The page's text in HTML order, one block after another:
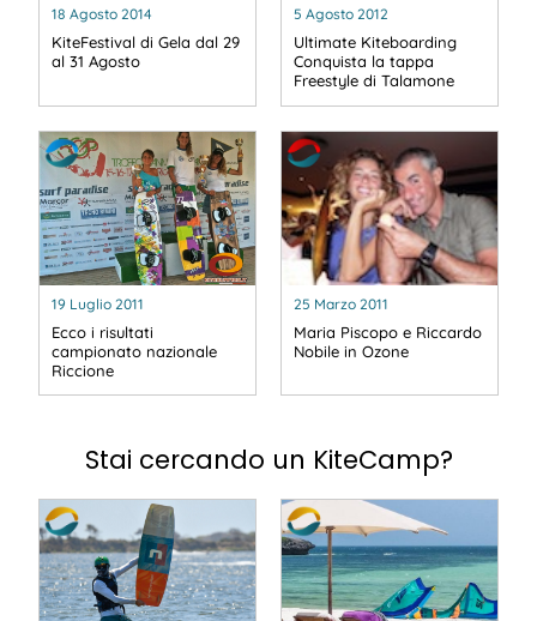
18 Agosto 2014
KiteFestival di Gela dal 29
al 31 Agosto
5 Agosto 2012
Ultimate Kiteboarding
Conquista la tappa
Freestyle di Talamone
19 Luglio 2011
Ecco i risultati
campionato nazionale
Riccione
25 Marzo 2011
Maria Piscopo e Riccardo
Nobile in Ozone
Stai cercando un KiteCamp?